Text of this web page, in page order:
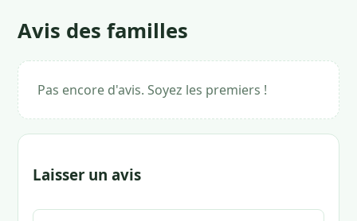
Avis des familles
Pas encore d'avis. Soyez les premiers !
Laisser un avis